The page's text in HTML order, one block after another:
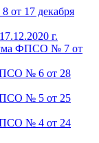
от 17 декабря
г.
ФПСО № 7 от
№ 6 от 28
№ 5 от 25
№ 4 от 24